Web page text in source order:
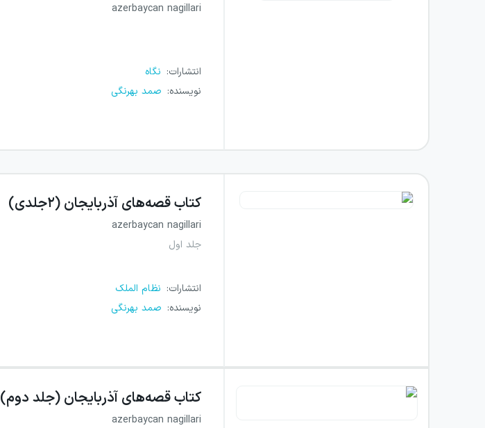
azerbaycan nagillari
انتشارات: نگاه
نویسنده: صمد بهرنگی
کتابقصه‌های آذربایجان (۲جلدی)
azerbaycan nagillari
جلد اول
انتشارات: نظام الملک
نویسنده: صمد بهرنگی
کتابقصه‌های آذربایجان (جلد دوم)
azerbaycan nagillari